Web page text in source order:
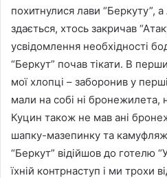
похитнулися лави “Беркуту”,
здається, хтось закричав
усвідомлення необхідності
“Беркут” почав тікати. В
мої хлопці – заборонив у
мали на собі ні бронежилета,
Куцин також не мав ані
шапку-мазепинку та
“Беркут” відійшов до готелю
їхній контрнаступ і ми трохи